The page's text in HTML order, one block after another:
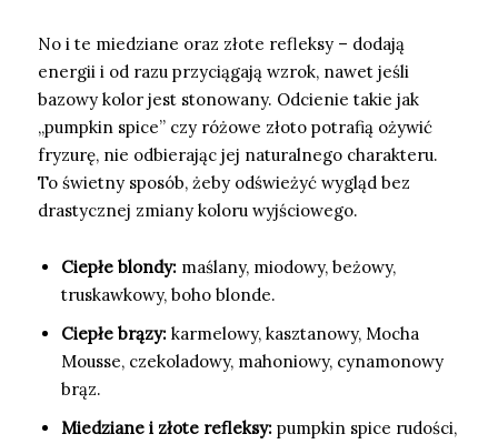
No i te miedziane oraz złote refleksy – dodają
energii i od razu przyciągają wzrok, nawet jeśli
bazowy kolor jest stonowany. Odcienie takie jak
„pumpkin spice” czy różowe złoto potrafią ożywić
fryzurę, nie odbierając jej naturalnego charakteru.
To świetny sposób, żeby odświeżyć wygląd bez
drastycznej zmiany koloru wyjściowego.
Ciepłe blondy: maślany, miodowy, beżowy,
truskawkowy, boho blonde.
Ciepłe brązy: karmelowy, kasztanowy, Mocha
Mousse, czekoladowy, mahoniowy, cynamonowy
brąz.
Miedziane i złote refleksy: pumpkin spice rudości,